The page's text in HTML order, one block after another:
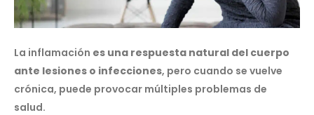
La inflamación es una respuesta natural del cuerpo
ante lesiones o infecciones, pero cuando se vuelve
crónica, puede provocar múltiples problemas de
salud.